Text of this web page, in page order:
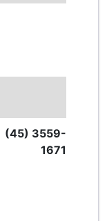
(45) 3559-
1671